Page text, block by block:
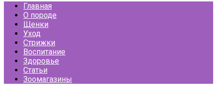
Главная
О породе
Щенки
Уход
Стрижки
Воспитание
Здоровье
Статьи
Зоомагазины